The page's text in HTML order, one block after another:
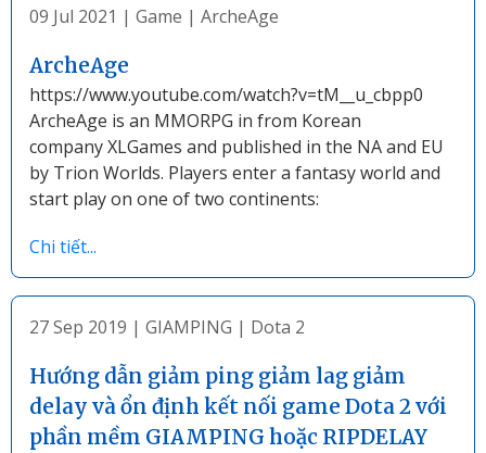
09 Jul 2021 | Game | ArcheAge
ArcheAge
https://www.youtube.com/watch?v=tM__u_cbpp0
ArcheAge is an MMORPG in from Korean
company XLGames and published in the NA and EU
by Trion Worlds. Players enter a fantasy world and
start play on one of two continents:
Chi tiết...
27 Sep 2019 | GIAMPING | Dota 2
Hướng dẫn giảm ping giảm lag giảm
delay và ổn định kết nối game Dota 2 với
phần mềm GIAMPING hoặc RIPDELAY